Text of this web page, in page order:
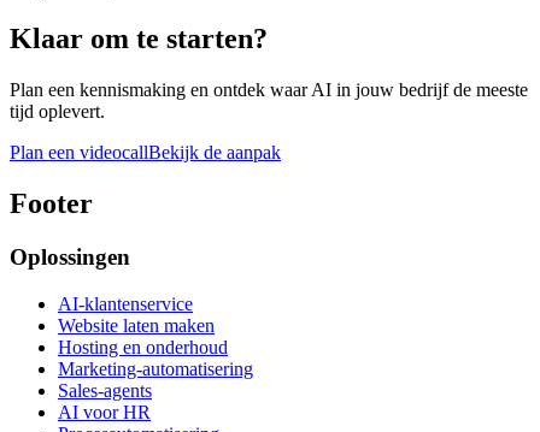
Klaar om te starten?
Plan een kennismaking en ontdek waar AI in jouw bedrijf de meeste
tijd oplevert.
Plan een videocallBekijk de aanpak
Footer
Oplossingen
AI-klantenservice
Website laten maken
Hosting en onderhoud
Marketing-automatisering
Sales-agents
AI voor HR